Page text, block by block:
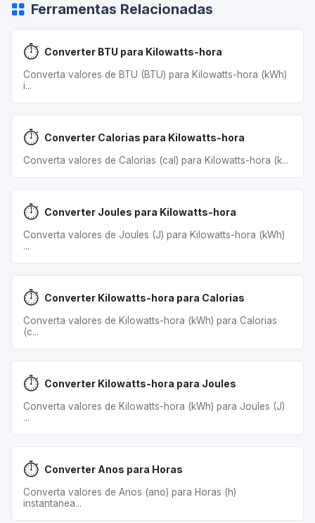
Ferramentas Relacionadas
⏱️ Converter BTU para Kilowatts-hora
Converta valores de BTU (BTU) para Kilowatts-hora (kWh)
i...
⏱️ Converter Calorias para Kilowatts-hora
Converta valores de Calorias (cal) para Kilowatts-hora (k...
⏱️ Converter Joules para Kilowatts-hora
Converta valores de Joules (J) para Kilowatts-hora (kWh)
...
⏱️ Converter Kilowatts-hora para Calorias
Converta valores de Kilowatts-hora (kWh) para Calorias
(c...
⏱️ Converter Kilowatts-hora para Joules
Converta valores de Kilowatts-hora (kWh) para Joules (J)
...
⏱️ Converter Anos para Horas
Converta valores de Anos (ano) para Horas (h)
instantanea...